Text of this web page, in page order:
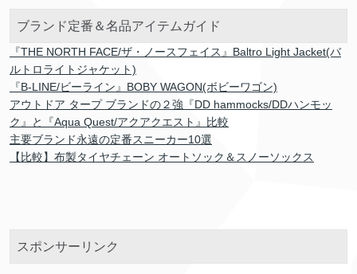
ブランド定番＆名品アイテムガイド
『THE NORTH FACE/ザ・ノースフェイス』Baltro Light Jacket(バ
ルトロライトジャケット)
『B-LINE/ビーライン』BOBY WAGON(ボビーワゴン)
アウトドア タープ ブランドの２強『DD hammocks/DDハンモッ
ク』と『Aqua Quest/アクアクエスト』比較
主要ブランド永遠の定番スニーカー10選
【比較】布製タイヤチェーン オートソック＆スノーソックス
スポンサーリンク